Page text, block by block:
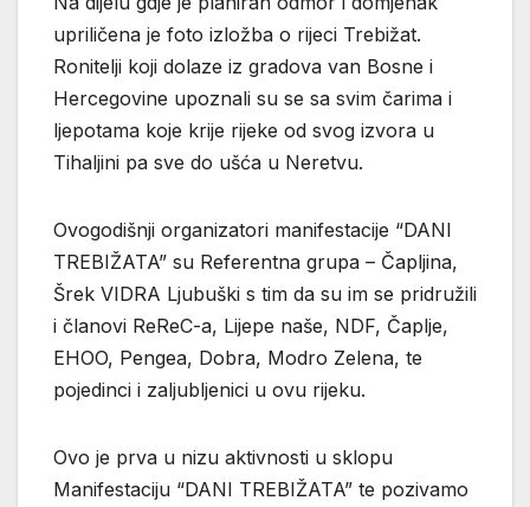
upriličena je foto izložba o rijeci Trebižat.
Ronitelji koji dolaze iz gradova van Bosne i
Hercegovine upoznali su se sa svim čarima i
ljepotama koje krije rijeke od svog izvora u
Tihaljini pa sve do ušća u Neretvu.
Ovogodišnji organizatori manifestacije “DANI
TREBIŽATA” su Referentna grupa – Čapljina,
Šrek VIDRA Ljubuški s tim da su im se pridružili
i članovi ReReC-a, Lijepe naše, NDF, Čaplje,
EHOO, Pengea, Dobra, Modro Zelena, te
pojedinci i zaljubljenici u ovu rijeku.
Ovo je prva u nizu aktivnosti u sklopu
Manifestaciju “DANI TREBIŽATA” te pozivamo